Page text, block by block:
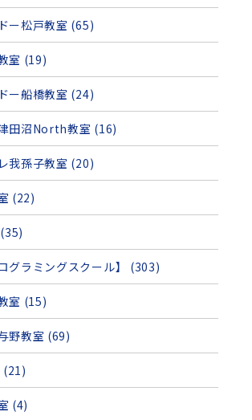
ー松戸教室 (65)
室 (19)
ー船橋教室 (24)
田沼North教室 (16)
我孫子教室 (20)
(22)
グラミングスクール】 (303)
室 (15)
野教室 (69)
(21)
(4)